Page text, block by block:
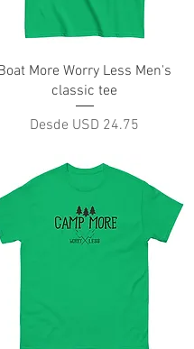
Vista rápida
More Worry Less Men's
classic tee
Desde USD 24.75
Precio de oferta